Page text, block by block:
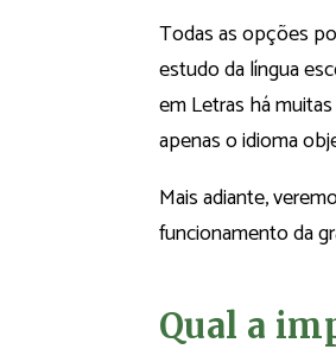
Todas as opções
estudo da língua
em Letras há
apenas o idioma
Mais adiante,
funcionamento da
Qual a